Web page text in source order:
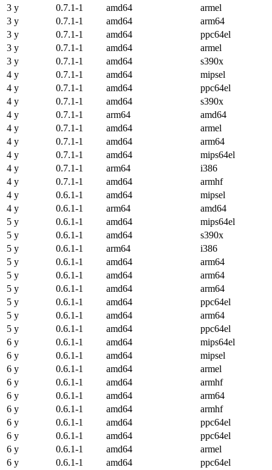
3 y
0.7.1-1 amd64
armel
3 y
0.7.1-1 amd64
arm64
3 y
0.7.1-1 amd64
ppc64el
3 y
0.7.1-1 amd64
armel
3 y
0.7.1-1 amd64
s390x
4 y
0.7.1-1 amd64
mipsel
4 y
0.7.1-1 amd64
ppc64el
4 y
0.7.1-1 amd64
s390x
4 y
0.7.1-1 arm64
amd64
4 y
0.7.1-1 amd64
armel
4 y
0.7.1-1 amd64
arm64
4 y
0.7.1-1 amd64
mips64el
4 y
0.7.1-1 arm64
i386
4 y
0.7.1-1 amd64
armhf
4 y
0.6.1-1 amd64
mipsel
4 y
0.6.1-1 arm64
amd64
5 y
0.6.1-1 amd64
mips64el
5 y
0.6.1-1 amd64
s390x
5 y
0.6.1-1 arm64
i386
5 y
0.6.1-1 amd64
arm64
5 y
0.6.1-1 amd64
arm64
5 y
0.6.1-1 amd64
arm64
5 y
0.6.1-1 amd64
ppc64el
5 y
0.6.1-1 amd64
arm64
5 y
0.6.1-1 amd64
ppc64el
6 y
0.6.1-1 amd64
mips64el
6 y
0.6.1-1 amd64
mipsel
6 y
0.6.1-1 amd64
armel
6 y
0.6.1-1 amd64
armhf
6 y
0.6.1-1 amd64
arm64
6 y
0.6.1-1 amd64
armhf
6 y
0.6.1-1 amd64
ppc64el
6 y
0.6.1-1 amd64
ppc64el
6 y
0.6.1-1 amd64
armel
6 y
0.6.1-1 amd64
ppc64el